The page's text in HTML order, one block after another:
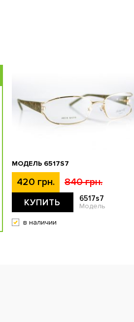
МОДЕЛЬ 6517S7
420 грн. 840 грн.
КУПИТЬ 6517s7
Модель
в наличии